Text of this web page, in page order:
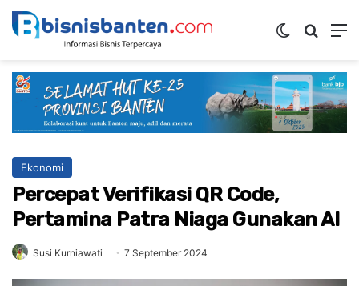
Switch skin
Ekonomi
Percepat Verifikasi QR Code,
Pertamina Patra Niaga Gunakan AI
Susi Kurniawati 7 September 2024